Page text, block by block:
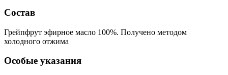
Состав
Грейпфрут эфирное масло 100%. Получено методом
холодного отжима
Особые указания